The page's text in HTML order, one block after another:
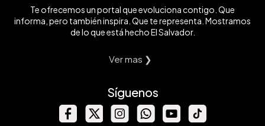
Te ofrecemos un portal que evoluciona contigo. Que
informa, pero también inspira. Que te representa. Mostramos
de lo que está hecho El Salvador.
Ver mas ❯
Síguenos